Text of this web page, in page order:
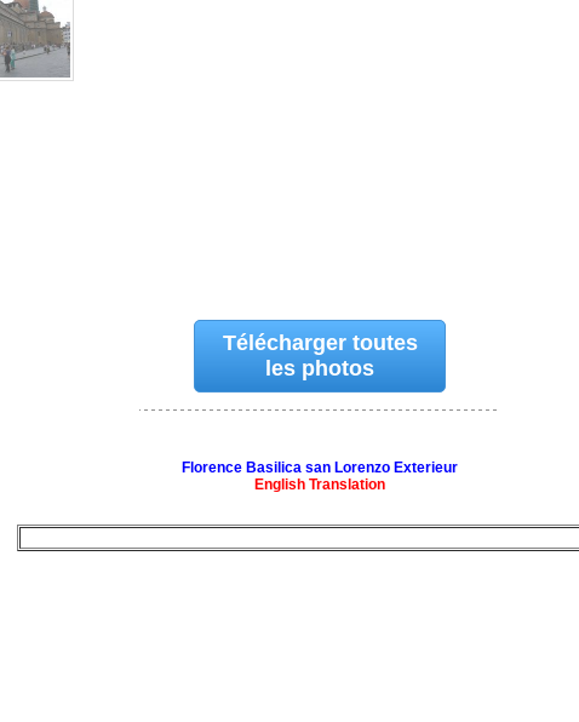
Télécharger toutes
les photos
Florence Basilica san Lorenzo Exterieur
English Translation